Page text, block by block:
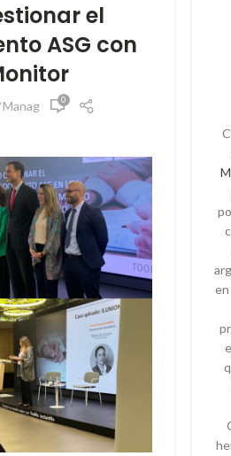
el
ASG con
0